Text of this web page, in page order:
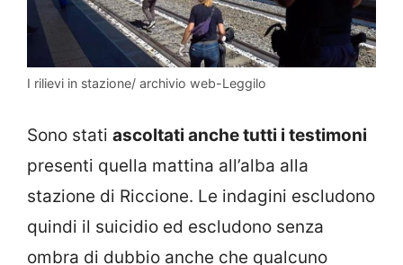
I rilievi in stazione/ archivio web-Leggilo
Sono stati ascoltati anche tutti i testimoni
presenti quella mattina all’alba alla
stazione di Riccione. Le indagini escludono
quindi il suicidio ed escludono senza
ombra di dubbio anche che qualcuno